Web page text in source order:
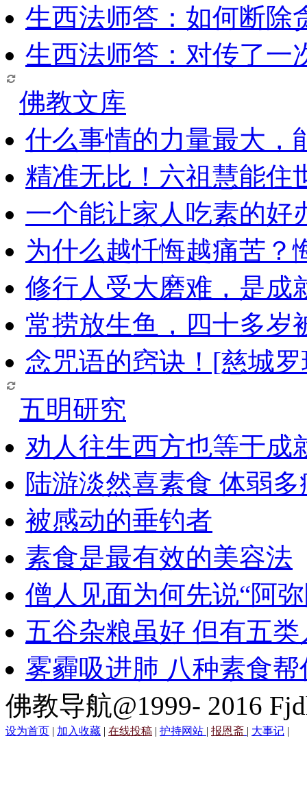
生西法师答：如何断除
生西法师答：对传了一
佛教文库
什么事情的力量最大，
精准无比！六祖慧能住
一个能让家人吃素的好
为什么越忏悔越痛苦？
修行人受大磨难，是成
常捞放生鱼，四十多岁
念咒语的窍诀！[慈城
五明研究
劝人往生西方也等于成
陆游淡然喜素食 体弱
被感动的垂钓者
素食是最有效的美容法
僧人见面为何先说“阿
五谷杂粮虽好 但有五
雾霾吸进肺 八种素食帮
佛教导航@1999- 2016
设为首页 | 加入收藏 | 在线投稿 | 护持网站 | 报恩斋 | 大事记 |